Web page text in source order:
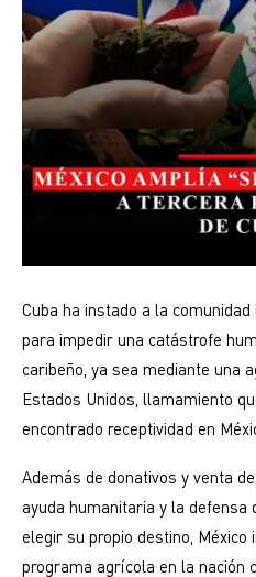
Cuba ha instado a la
para impedir una catástrofe
caribeño, ya sea mediante una
Estados Unidos, llamamiento
encontrado receptividad en
Además de donativos y venta
ayuda humanitaria y la defensa
elegir su propio destino,
programa agrícola en la nación